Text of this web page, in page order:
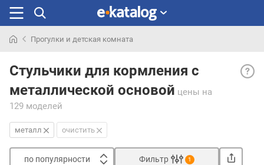
раньше
Прогулки и детская комната
Стульчики для кормления с
металлической основой цены на
129 моделей
—
металл очистить
по популярности Фильтр 1